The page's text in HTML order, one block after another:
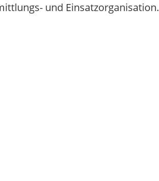
und Einsatzorganisation.